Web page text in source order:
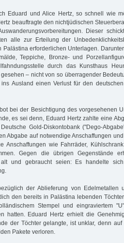
Eduard und Alice Hertz, so schnell wie
beauftragte den nichtjüdischen
Dieser
alle zur Erteilung der
Palästina erforderlichen Unterlagen.
Teppiche, Bronze- und
durch das Kunsthaus
– nicht von so überragender
Ausland einen Verlust für den
bei der Besichtigung des vorgesehenen
es sei denn, Eduard Hertz zahlte eine
Gold-Diskontobank ("Dego-
Abgabe auf notwendige Anschaffungen
Anschaffungen wie Fahrräder,
Gegen die übrigen Gegenstände
und gebraucht seien: Es handelte
der Ablieferung von Edelmetallen
den bereits in Palästina lebenden
Stempel und eingraviertem
hatten. Eduard Hertz erhielt die
der Töchter gelangte, ist unklar, denn
Pakete verloren.